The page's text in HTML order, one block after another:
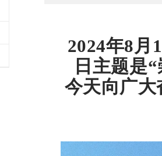
2024年8月
日主题是
今天向广